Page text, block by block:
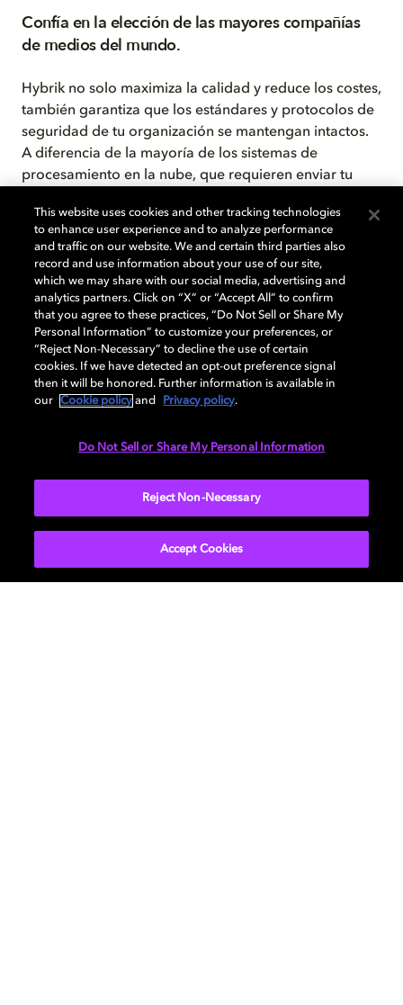
Confía en la elección de las mayores compañías
de medios del mundo.
Hybrik no solo maximiza la calidad y reduce los costes,
también garantiza que los estándares y protocolos de
seguridad de tu organización se mantengan intactos.
A diferencia de la mayoría de los sistemas de
procesamiento en la nube, que requieren enviar tu
lleva nuestro motor de procesamiento directamente
hasta tu contenido. Con Hybrik, todo el procesamiento
se realiza dentro de tu propia cuenta en la nube.
Descubre quiénes utilizan Hybrik
Descubre la API de Hybrik.
Ponte en contacto con tu representante de Dolby para
obtener más información.
This website uses cookies and other tracking technologies
to enhance user experience and to analyze performance
and traffic on our website. We and certain third parties also
record and use information about your use of our site,
which we may share with our social media, advertising and
analytics partners. Click on “X” or “Accept All” to confirm
that you agree to these practices, “Do Not Sell or Share My
Personal Information” to customize your preferences, or
“Reject Non-Necessary” to decline the use of certain
cookies. If we have detected an opt-out preference signal
then it will be honored. Further information is available in
our
Cookie policy and Privacy policy.
Do Not Sell or Share My Personal Information
Reject Non-Necessary
Accept Cookies